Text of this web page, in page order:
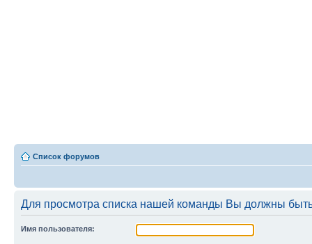
Список форумов
Для просмотра списка нашей команды Вы должны
Имя пользователя: